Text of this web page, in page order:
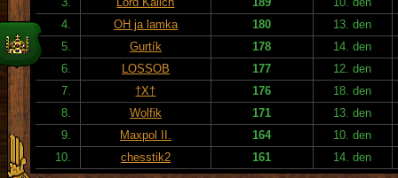
4.
OH ja lamka 180
13. den
5.
Gurtík 178
14. den
6.
LOSSOB 177
12. den
7.
†X† 176
18. den
8.
Wolfik 171
13. den
9.
Maxpol II. 164
10. den
10.
chesstik2 161 14. den